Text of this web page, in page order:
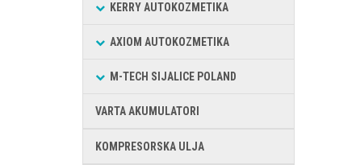
KERRY AUTOKOZMETIKA
AXIOM AUTOKOZMETIKA
M-TECH SIJALICE POLAND
VARTA AKUMULATORI
KOMPRESORSKA ULJA